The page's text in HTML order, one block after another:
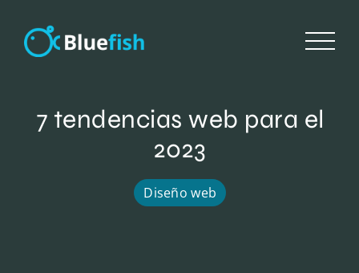
7 tendencias web para el
2023
Diseño web